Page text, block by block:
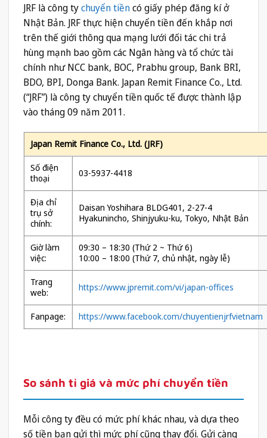
JRF là công tychuyển tiềncó giấy phép đăng kí ở
Nhật Bản. JRF thực hiện chuyển tiền đến khắp nơi
trên thế giới thông qua mạng lưới đối tác chi trả
hùng mạnh bao gồm các Ngân hàng và tổ chức tài
chính như NCC bank, BOC, Prabhu group, Bank BRI,
BDO, BPI, Donga Bank. Japan Remit Finance Co., Ltd.
(“JRF”) là công ty chuyển tiền quốc tế được thành lập
vào tháng 09 năm 2011.
Japan Remit Finance Co., Ltd. (JRF)
Số điện
thoại
03-5937-4418
Địa chỉ
trụ sở
chính:
Daisan Yoshihara BLDG401, 2-27-4
Hyakunincho, Shinjyuku-ku, Tokyo, Nhật Bản
Giờ làm
việc:
09:30 – 18:30 (Thứ 2 ~ Thứ 6)
10:00 – 18:00 (Thứ 7, chủ nhật, ngày lễ)
Trang
web:
https://www.jpremit.com/vi/japan-offices
Fanpage: https://www.facebook.com/chuyentienjrfvietnam
So sánh tỉ giá và mức phí chuyển tiền
Mỗi công ty đều có mức phí khác nhau, và dựa theo
số tiền bạn gửi thì mức phí cũng thay đổi. Gửi càng